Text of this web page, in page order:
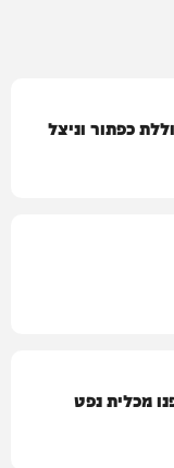
כפתור וניצל
מכלית נפט